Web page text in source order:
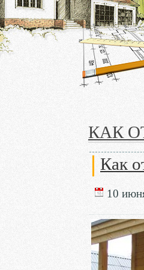
КАК
Как
10